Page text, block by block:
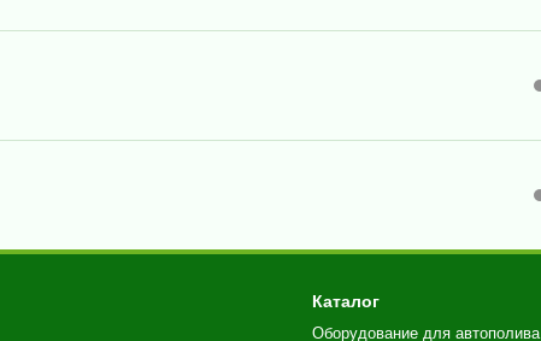
Каталог
Оборудование для автополива